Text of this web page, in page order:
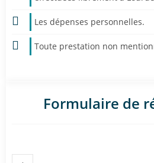
Les dépenses personnelles.
Toute prestation non
Formulaire de